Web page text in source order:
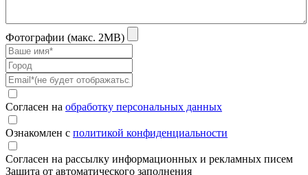
Фотографии (макс. 2MB)
Согласен на обработку персональных данных
Ознакомлен с политикой конфиденциальности
Согласен на рассылку информационных и рекламных писем
Защита от автоматического заполнения